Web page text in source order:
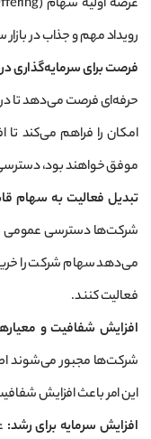
رویداد مهم و جذاب در بازار
فرصت برای
حرفه‌ای فرصت می‌دهد تا
امکان را فراهم می‌کند تا
موفق خواهند بود،
تبدیل فعالیت به سهام
شرکت‌ها دسترسی عمومی به
می‌دهد سهام شرکت را خرید
فعالیت کنند.
افزایش شفافیت و
شرکت‌ها مجبور می‌شوند
این امر باعث افزایش
افزایش سرمایه برای رشد: